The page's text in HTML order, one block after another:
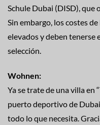
Schule Dubai (DISD),
Sin embargo, los costes
elevados y deben tenerse
selección.
Wohnen:
Ya se trate de una villa en
puerto deportivo de
todo lo que necesita.